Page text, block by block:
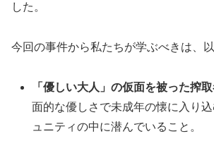
した。
今回の事件から私たちが学ぶべきは、以
「優しい大人」の仮面を被った搾取
面的な優しさで未成年の懐に入り込
ュニティの中に潜んでいること。